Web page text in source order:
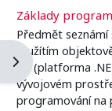
Apri il cassetto del
Základy
Předmět
využítím
C# (platforma
vývojovém
programování na